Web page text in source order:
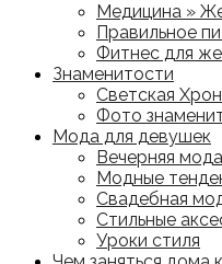
Медицина »
Правильное
Фитнес для
Знаменитости
Светская
Фото
Мода для девушек
Вечерняя мода
Модные
Свадебная
Стильные
Уроки стиля